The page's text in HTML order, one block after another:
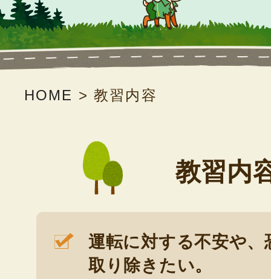
HOME >教習内容
教習内
運転に対する不安や、
取り除きたい。